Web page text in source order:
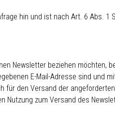
hin und ist nach Art. 6 Abs.
Newsletter beziehen möchten,
E-Mail-Adresse sind und
für den Versand der
Nutzung zum Versand des